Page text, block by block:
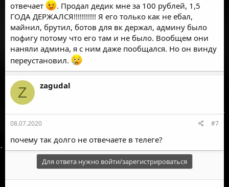
отвечает
. Продал дедик мне за 100 рублей, 1,5
ГОДА ДЕРЖАЛСЯ!!!!!!!!!!! Я его только как не ебал,
майнил, брутил, ботов для вк держал, админу было
пофигу потому что его там и не было. Вообщем они
наняли админа, я с ним даже пообщался. Но он винду
переустановил.
Z zagudal
08.07.2020 #7
почему так долго не отвечаете в телеге?
Для ответа нужно войти/зарегистрироваться